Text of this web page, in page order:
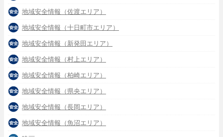
地域安全情報（佐渡エリア）
地域安全情報（十日町市エリア）
地域安全情報（新発田エリア）
地域安全情報（村上エリア）
地域安全情報（柏崎エリア）
地域安全情報（県央エリア）
地域安全情報（長岡エリア）
地域安全情報（魚沼エリア）